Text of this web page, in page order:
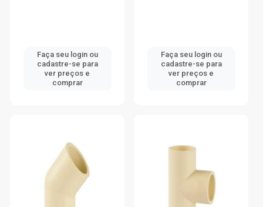
Faça seu login ou
cadastre-se para
ver preços e
comprar
Faça seu login ou
cadastre-se para
ver preços e
comprar